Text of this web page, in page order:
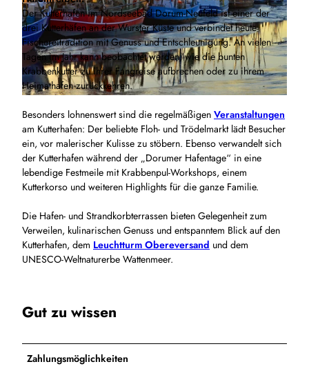
© www.nordseefoto.de, Beate Ulich Wremen |CC-BY-SA
Der Kutterhafen im Nordseebad Dorum-Neufeld ist einer der
drei Kutterhäfen an der Wurster Küste und verbindet heute
Fischereitradition mit Genuss und Entschleunigung. An vielen
Tagen im Jahr kann beobachtet werden, wie die bunten
Krabbenkutter zu ihrer Fangreise aufbrechen oder zu ihrem
Heimathafen zurückkehren.
Besonders lohnenswert sind die regelmäßigen Veranstaltungen
am Kutterhafen: Der beliebte Floh- und Trödelmarkt lädt Besucher
ein, vor malerischer Kulisse zu stöbern. Ebenso verwandelt sich
der Kutterhafen während der „Dorumer Hafentage“ in eine
lebendige Festmeile mit Krabben­pul-Workshops, einem
Kutterkorso und weiteren Highlights für die ganze Familie.
Die Hafen- und Strandkorbterrassen bieten Gelegenheit zum
Verweilen, kulinarischen Genuss und entspanntem Blick auf den
Kutterhafen, dem Leuchtturm Obereversand und dem
UNESCO-Weltnaturerbe Wattenmeer.
Gut zu wissen
Zahlungsmöglichkeiten